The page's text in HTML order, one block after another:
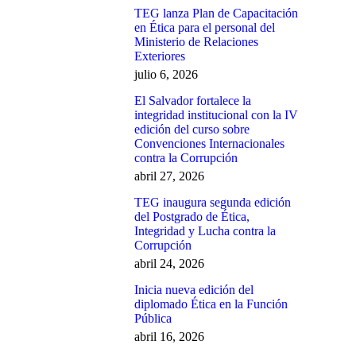
TEG lanza Plan de Capacitación
en Ética para el personal del
Ministerio de Relaciones
Exteriores
julio 6, 2026
El Salvador fortalece la
integridad institucional con la IV
edición del curso sobre
Convenciones Internacionales
contra la Corrupción
abril 27, 2026
TEG inaugura segunda edición
del Postgrado de Ética,
Integridad y Lucha contra la
Corrupción
abril 24, 2026
Inicia nueva edición del
diplomado Ética en la Función
Pública
abril 16, 2026